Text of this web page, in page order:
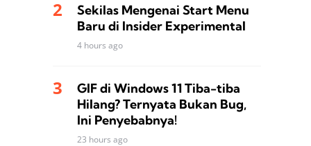
Sekilas Mengenai Start Menu
Baru di Insider Experimental
4 hours ago
GIF di Windows 11 Tiba-tiba
Hilang? Ternyata Bukan Bug,
Ini Penyebabnya!
23 hours ago